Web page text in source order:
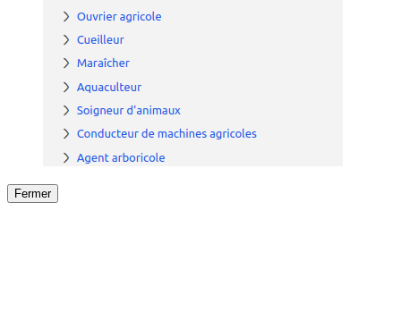
Fermer